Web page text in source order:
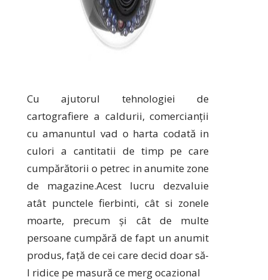
Cu ajutorul tehnologiei de
cartografiere a caldurii, comercianții
cu amanuntul vad o harta codată in
culori a cantitatii de timp pe care
cumpărătorii o petrec in anumite zone
de magazine.Acest lucru dezvaluie
atât punctele fierbinti, cât si zonele
moarte, precum și cât de multe
persoane cumpără de fapt un anumit
produs, față de cei care decid doar să-
l ridice pe masură ce merg ocazional